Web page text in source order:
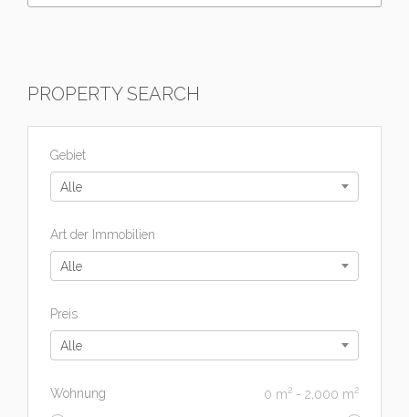
PROPERTY SEARCH
Gebiet
Alle
Art der Immobilien
Alle
Preis
Alle
Wohnung 0 m2 - 2,000 m2